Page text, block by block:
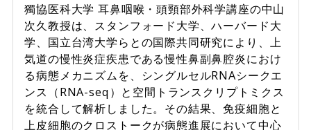
獨協医科大学 耳鼻咽喉・頭頸部外科学講座の中山
次久教授は、スタンフォード大学、ハーバード大
学、国立台湾大学らとの国際共同研究により、上
気道の慢性炎症疾患である慢性鼻副鼻腔炎におけ
る病態メカニズムを、シングルセルRNAシークエ
ンス（RNA-seq）と空間トランスクリプトミクス
を統合して解析しました。その結果、免疫細胞と
上皮細胞のクロストークが病態進展において中心